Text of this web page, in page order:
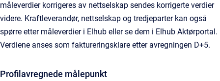
måleverdier korrigeres av nettselskap sendes korrigerte verdier
videre. Kraftleverandør, nettselskap og tredjeparter kan også
spørre etter måleverdier i Elhub eller se dem i Elhub Aktørportal.
Verdiene anses som faktureringsklare etter avregningen D+5.
Profilavregnede målepunkt